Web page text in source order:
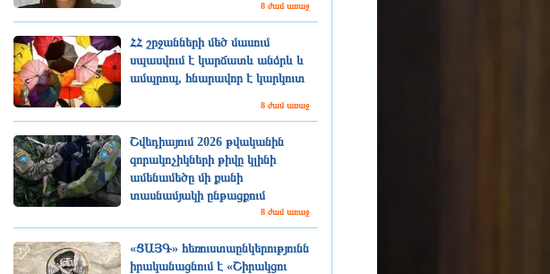
8 ժամ առաջ
ՀՀ շրջանների մեծ մասում
սպասվում է կարճատև անձրև և
ամպրոպ, հնարավոր է կարկուտ
8 ժամ առաջ
Շվեդիայում 2026 թվականին
զորակոչիկների թիվը կլինի
ամենամեծը մի քանի
տասնամյակի ընթացքում
8 ժամ առաջ
«ՑԱՅԳ» հեռուստաընկերությունն
իրականացնում է «Շիրակցու